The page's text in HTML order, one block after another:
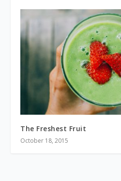
The Freshest Fruit
October 18, 2015